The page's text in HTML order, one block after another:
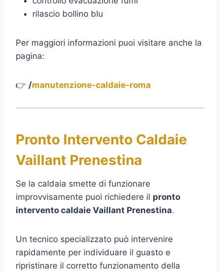
rilascio bollino blu
Per maggiori informazioni puoi visitare anche la
pagina:
👉 /manutenzione-caldaie-roma
Pronto Intervento Caldaie
Vaillant Prenestina
Se la caldaia smette di funzionare
improvvisamente puoi richiedere il pronto
intervento caldaie Vaillant Prenestina.
Un tecnico specializzato può intervenire
rapidamente per individuare il guasto e
ripristinare il corretto funzionamento della